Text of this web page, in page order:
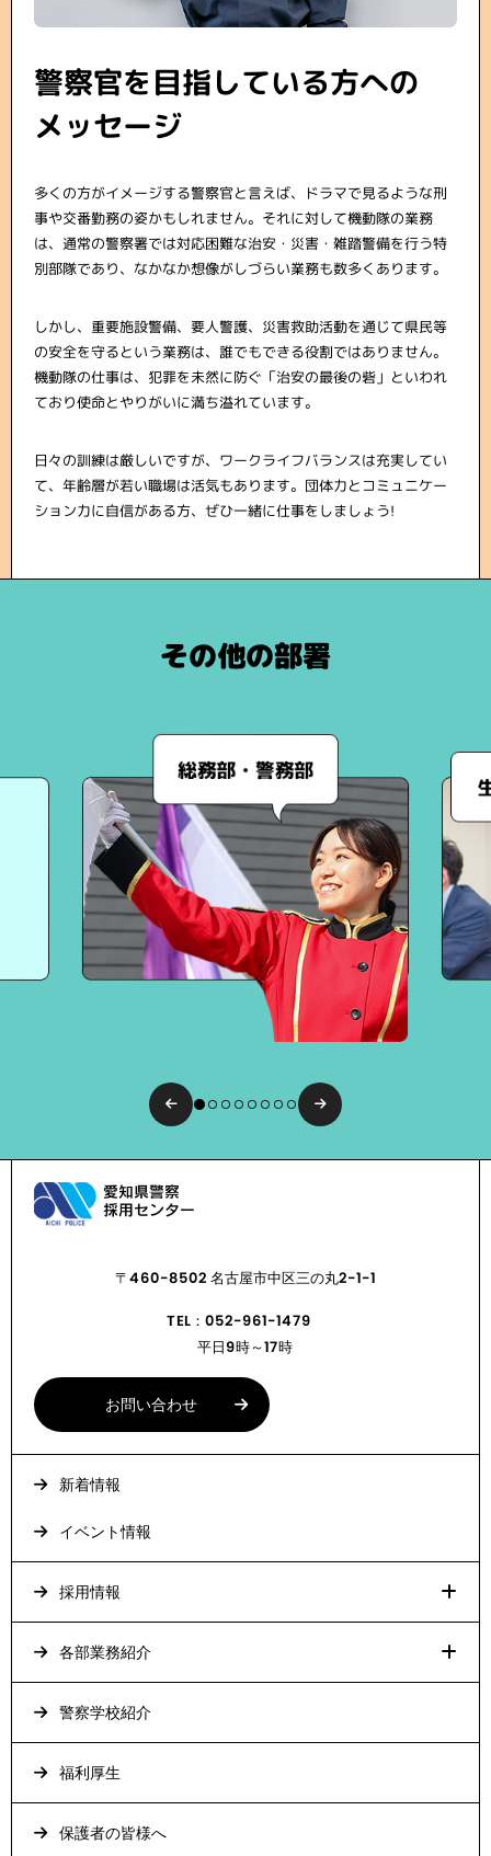
警察官を目指している方への
メッセージ
多くの方がイメージする警察官と言えば、ドラマで見るような刑
事や交番勤務の姿かもしれません。それに対して機動隊の業務
は、通常の警察署では対応困難な治安・災害・雑踏警備を行う特
別部隊であり、なかなか想像がしづらい業務も数多くあります。
しかし、重要施設警備、要人警護、災害救助活動を通じて県民等
の安全を守るという業務は、誰でもできる役割ではありません。
機動隊の仕事は、犯罪を未然に防ぐ「治安の最後の砦」といわれ
ており使命とやりがいに満ち溢れています。
日々の訓練は厳しいですが、ワークライフバランスは充実してい
て、年齢層が若い職場は活気もあります。団体力とコミュニケー
ション力に自信がある方、ぜひ一緒に仕事をしましょう!
その他の部署
〒460-8502 名古屋市中区三の丸2-1-1
TEL：052-961-1479
平日9時～17時
お問い合わせ
新着情報
イベント情報
採用情報
各部業務紹介
警察学校紹介
福利厚生
保護者の皆様へ